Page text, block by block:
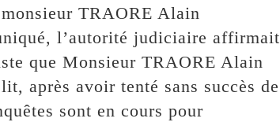
TRAORE Alain
l’autorité judiciaire affirmait
que Monsieur TRAORE Alain
après avoir tenté sans succès de
sont en cours pour